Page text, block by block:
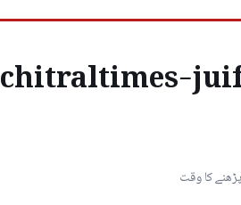
chitraltimes-